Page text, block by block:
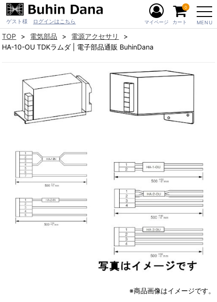
ゲスト様 ログインはこちら MENU
マイページ カート
0
TOP 電気部品
電源アクセサリ
HA-10-OU TDKラムダ | 電子部品通販 BuhinDana
※商品画像はイメージです。